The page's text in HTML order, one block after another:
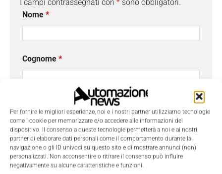
Per fornire le migliori esperienze, noi e i nostri partner utilizziamo tecnologie
come i cookie per memorizzare e/o accedere alle informazioni del
dispositivo. Il consenso a queste tecnologie permetterà a noi e ai nostri
partner di elaborare dati personali come il comportamento durante la
navigazione o gli ID univoci su questo sito e di mostrare annunci (non)
personalizzati. Non acconsentire o ritirare il consenso può influire
negativamente su alcune caratteristiche e funzioni.
I campi contrassegnati con * sono obbligatori.
Nome *
Cognome *
Azienda